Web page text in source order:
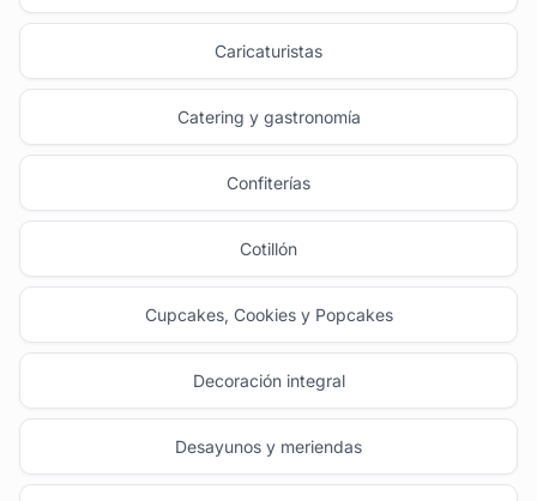
Caricaturistas
Catering y gastronomía
Confiterías
Cotillón
Cupcakes, Cookies y Popcakes
Decoración integral
Desayunos y meriendas